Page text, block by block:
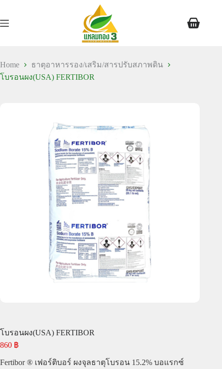
Home
ธาตุอาหารรอง/เสริม/สารปรับสภาพดิน
โบรอนผง(USA) FERTIBOR
โบรอนผง(USA) FERTIBOR
860 ฿
Fertibor ® เฟอร์ติบอร์ ผงจุลธาตุโบรอน 15.2% บอแรกซ์